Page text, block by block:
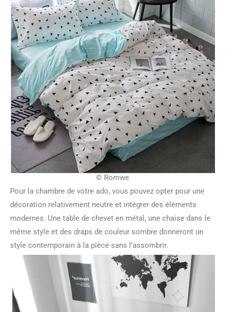
© Romwe
Pour la chambre de votre ado, vous pouvez opter pour une
décoration relativement neutre et intégrer des éléments
modernes. Une table de chevet en métal, une chaise dans le
même style et des draps de couleur sombre donneront un
style contemporain à la pièce sans l’assombrir.